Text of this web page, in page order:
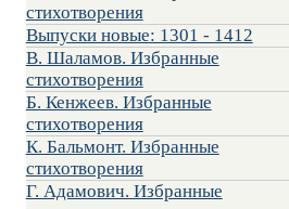
стихотворения
Выпуски новые: 1301 - 1412
В. Шаламов. Избранные
стихотворения
Б. Кенжеев. Избранные
стихотворения
К. Бальмонт. Избранные
стихотворения
Г. Адамович. Избранные